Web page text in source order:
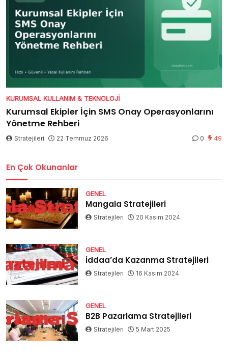
KURUMSAL KULLANIM & TEKNOLOJI
Kurumsal Ekipler İçin SMS Onay Operasyonlarını
Yönetme Rehberi
Stratejileri 22 Temmuz 2026 0 49
En Çok Okunanlar
GENEL
Mangala Stratejileri
Stratejileri 20 Kasım 2024
GENEL
İddaa’da Kazanma Stratejileri
Stratejileri 16 Kasım 2024
GENEL
B2B Pazarlama Stratejileri
Stratejileri 5 Mart 2025